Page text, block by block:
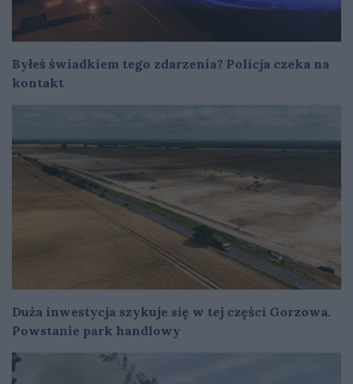
Byłeś świadkiem tego zdarzenia? Policja czeka na
kontakt
Duża inwestycja szykuje się w tej części Gorzowa.
Powstanie park handlowy